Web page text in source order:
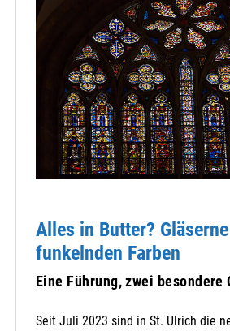
Alles in Butter?
funkelnden Farben
Eine Führung, zwei besondere
Seit Juli 2023 sind in St. Ulrich die